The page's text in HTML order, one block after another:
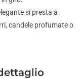
si presta a
candele profumate o